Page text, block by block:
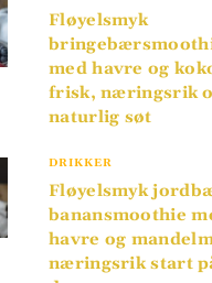
Fløyelsmyk
med havre og
frisk, næringsrik
naturlig søt
DRIKKER
Fløyelsmyk
banansmoothie
havre og
næringsrik start